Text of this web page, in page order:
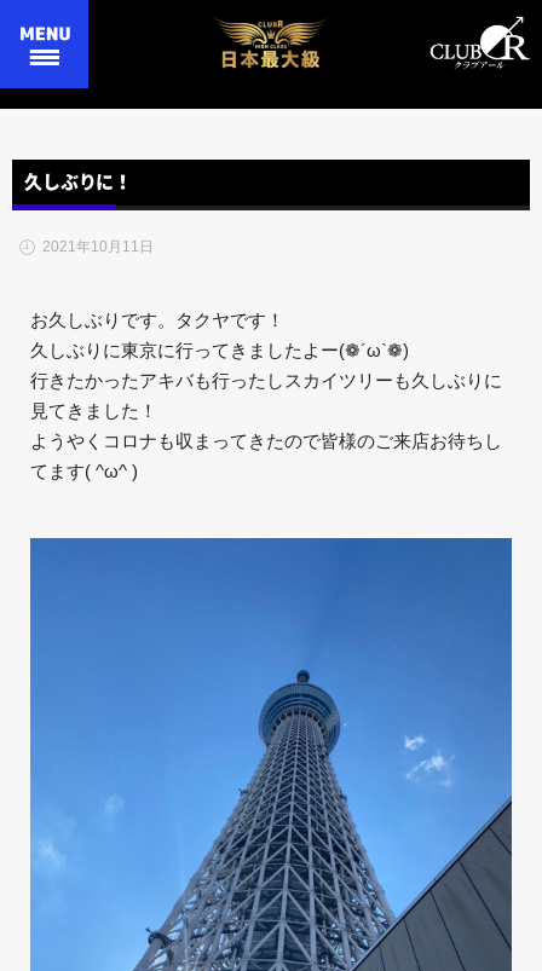
久しぶりに！
2021年10月11日
お久しぶりです。タクヤです！
久しぶりに東京に行ってきましたよー(❁´ω`❁)
行きたかったアキバも行ったしスカイツリーも久しぶりに
見てきました！
ようやくコロナも収まってきたので皆様のご来店お待ちし
てます( ^ω^ )